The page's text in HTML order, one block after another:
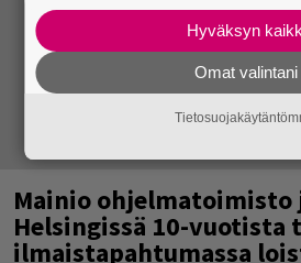
Mainio ohjelmatoimisto
Helsingissä 10-vuotista
ilmaistapahtumassa
Hyväksyn
Omat valintani